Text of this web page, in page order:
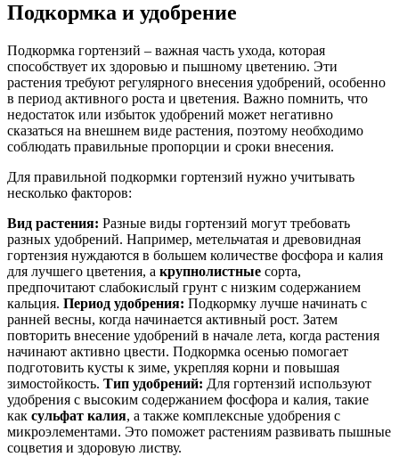
Подкормка и удобрение
Подкормка гортензий – важная часть ухода, которая
способствует их здоровью и пышному цветению. Эти
растения требуют регулярного внесения удобрений, особенно
в период активного роста и цветения. Важно помнить, что
недостаток или избыток удобрений может негативно
сказаться на внешнем виде растения, поэтому необходимо
соблюдать правильные пропорции и сроки внесения.
Для правильной подкормки гортензий нужно учитывать
несколько факторов:
Вид растения: Разные виды гортензий могут требовать
разных удобрений. Например, метельчатая и древовидная
гортензия нуждаются в большем количестве фосфора и калия
для лучшего цветения, а крупнолистные сорта,
предпочитают слабокислый грунт с низким содержанием
кальция. Период удобрения: Подкормку лучше начинать с
ранней весны, когда начинается активный рост. Затем
повторить внесение удобрений в начале лета, когда растения
начинают активно цвести. Подкормка осенью помогает
подготовить кусты к зиме, укрепляя корни и повышая
зимостойкость. Тип удобрений: Для гортензий используют
удобрения с высоким содержанием фосфора и калия, такие
как сульфат калия, а также комплексные удобрения с
микроэлементами. Это поможет растениям развивать пышные
соцветия и здоровую листву.